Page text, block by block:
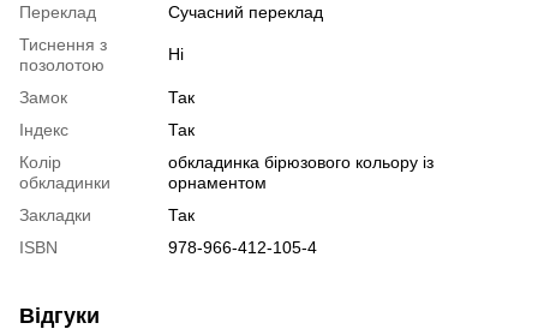
Переклад
Сучасний переклад
Тиснення з
позолотою
Ні
Замок
Так
Індекс
Так
Колір
обкладинки
обкладинка бірюзового кольору із
орнаментом
Закладки
Так
ISBN
978-966-412-105-4
Відгуки